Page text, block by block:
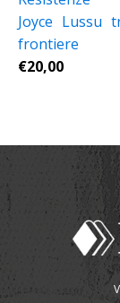
Joyce Lussu
frontiere
€20,00